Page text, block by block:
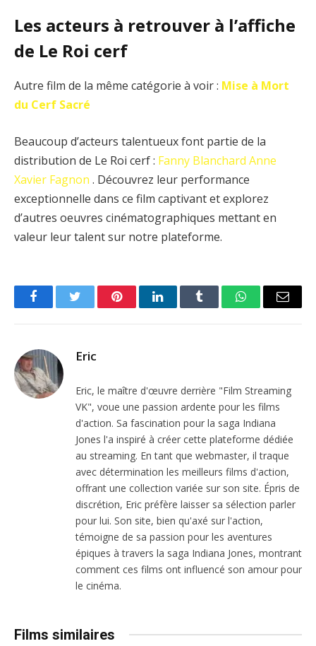
Les acteurs à retrouver à l’affiche
de Le Roi cerf
Autre film de la même catégorie à voir : Mise à Mort
du Cerf Sacré
Beaucoup d’acteurs talentueux font partie de la
distribution de Le Roi cerf : Fanny Blanchard Anne
Xavier Fagnon . Découvrez leur performance
exceptionnelle dans ce film captivant et explorez
d’autres oeuvres cinématographiques mettant en
valeur leur talent sur notre plateforme.
FacebookTwitter PinterestLinkedInTumblr WhatsAppEmail
Eric
Eric, le maître d'œuvre derrière "Film Streaming
VK", voue une passion ardente pour les films
d'action. Sa fascination pour la saga Indiana
Jones l'a inspiré à créer cette plateforme dédiée
au streaming. En tant que webmaster, il traque
avec détermination les meilleurs films d'action,
offrant une collection variée sur son site. Épris de
discrétion, Eric préfère laisser sa sélection parler
pour lui. Son site, bien qu'axé sur l'action,
témoigne de sa passion pour les aventures
épiques à travers la saga Indiana Jones, montrant
comment ces films ont influencé son amour pour
le cinéma.
Films similaires